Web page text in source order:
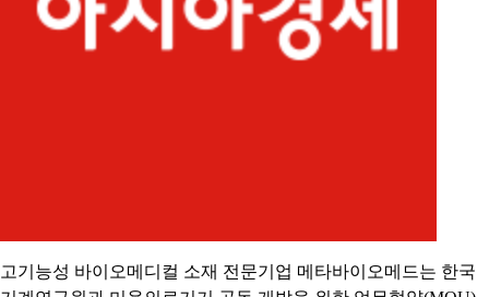
고기능성 바이오메디컬 소재 전문기업 메타바이오메드는 한국